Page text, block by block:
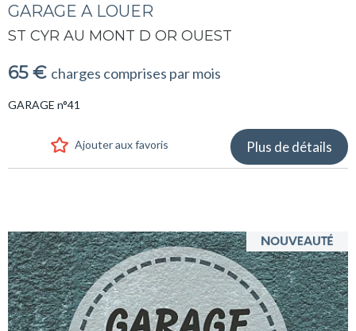
GARAGE A LOUER
ST CYR AU MONT D OR OUEST
65 € charges comprises par mois
GARAGE n°41
Ajouter aux favoris Plus de détails